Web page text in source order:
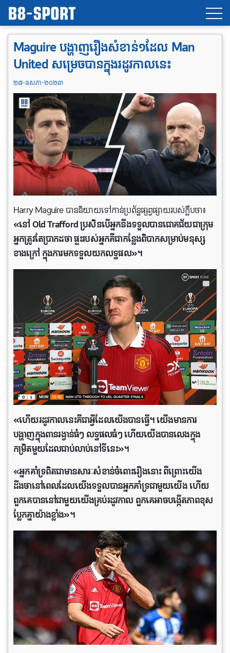
Maguire បង្ហាញរឿងសំខាន់១ដែល Man
United សម្រេចបានក្នុងរដូវកាលនេះ
២៧-ឧសភា-២០២៣
Harry Maguire បាននិយាយទៅកាន់ប្រព័ន្ធផ្សព្វផ្សាយរបស់ក្លឹបថា៖
«នៅ Old Trafford ប្រសិនបើអ្នកនឹងទទួលបានជោគជ័យជាក្រុម
អ្នកត្រូវតែប្រាកដថា ផ្ទះរបស់អ្នកគឺជាកន្លែងពិបាកសម្រាប់មនុស្ស
ខាងក្រៅ ក្នុងការមកទទួលយកលទ្ធផល»។
«ហើយរដូវកាលនេះគឺជាអ្វីដែលយើងបានធ្វើ។ យើងមានការ
បង្ហាញក្នុងពានរង្វាន់ធំៗ លទ្ធផលធំៗ ហើយយើងបានលេងក្នុង
កម្រិតមួយដែលជាប់លាប់នៅទី​នេះ»។
«អ្នកគាំទ្រពិតជាមានសារៈសំខាន់ចំពោះរឿងនោះ ពីព្រោះយើង
ដឹងថានៅពេលដែលយើងទទួលបានអ្នកគាំទ្រជាមួយយើង ហើយ
ពួកគេបាននៅជាមួយយើងគ្រប់រដូវកាល ពួកគេអាចបង្កើតភាពខុស
ប្លែកគ្នាយ៉ាងខ្លាំង»។